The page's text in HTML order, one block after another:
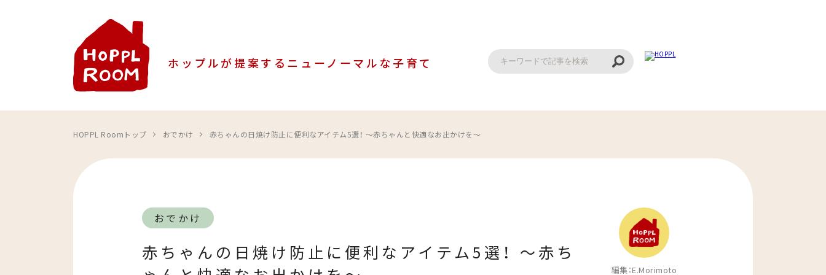
ホップルが提案する ニューノーマルな子育て
HOPPL Roomトップ おでかけ 赤ちゃんの日焼け防止に便利なアイテム5選！ ～赤ちゃんと快適なお出かけを～
おでかけ
赤ちゃんの日焼け防止に便利なアイテム5選！ ～赤ち
編集：E.Morimoto